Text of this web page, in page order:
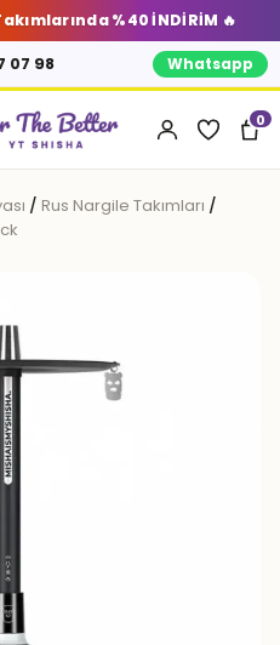
%40 İNDİRİM 🔥
07 98 Whatsapp
0
/ Rus Nargile Takımları /